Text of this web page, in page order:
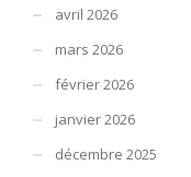
avril 2026
mars 2026
février 2026
janvier 2026
décembre 2025